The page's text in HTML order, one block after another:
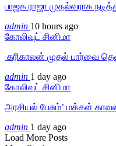
பாஜக ராஜா முதல்வராக
admin 10 hours ago
கோலிவுட் சினிமா
கரிகாலன் முதல் பார்வை
admin 1 day ago
கோலிவுட் சினிமா
அரசியல் பேசும்’ மக்கள்
admin 1 day ago
Load More Posts